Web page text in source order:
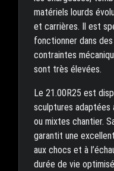
matériels lourds
et carrières. Il est
fonctionner dans
contraintes
sont très élevées.
Le 21.00R25 est
sculptures adaptées
ou mixtes chantier.
garantit une
aux chocs et à
durée de vie